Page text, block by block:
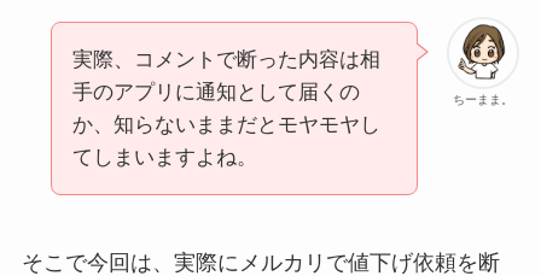
ちーまま。
実際、コメントで断った内容は相
手のアプリに通知として届くの
か、知らないままだとモヤモヤし
てしまいますよね。
そこで今回は、実際にメルカリで値下げ依頼を断